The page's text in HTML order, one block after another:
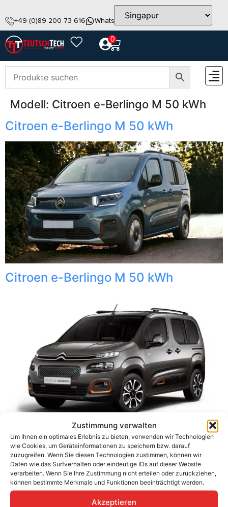
Zustimmung verwalten
Um Ihnen ein optimales Erlebnis zu bieten, verwenden wir Technologien
wie Cookies, um Geräteinformationen zu speichern bzw. darauf
zuzugreifen. Wenn Sie diesen Technologien zustimmen, können wir
Daten wie das Surfverhalten oder eindeutige IDs auf dieser Website
verarbeiten. Wenn Sie Ihre Zustimmung nicht erteilen oder zurückziehen,
können bestimmte Merkmale und Funktionen beeinträchtigt werden.
Akzeptieren
+49 (0)89 200 73 616 WhatsApp info@teutschtech.com
0
Modell: Citroen e-Berlingo M 50 kWh
Citroen e-Berlingo M 50 kWh
Citroen e-Berlingo M 50 kWh
Teutschtech ist ein Komplettanbieter im Bereich der E-Mobilität und
erneuerbaren Energien. Auf unserer Homepage findest du eine ausführliche
Übersicht über unsere Produkte und Dienstleistungen.